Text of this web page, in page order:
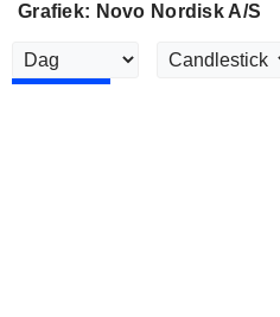
Grafiek: Novo Nordisk A/S